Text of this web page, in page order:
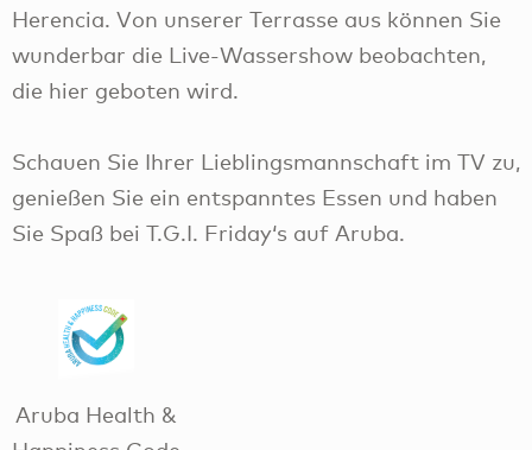
Herencia. Von unserer Terrasse aus können Sie
wunderbar die Live-Wassershow beobachten,
die hier geboten wird.
Schauen Sie Ihrer Lieblingsmannschaft im TV zu,
genießen Sie ein entspanntes Essen und haben
Sie Spaß bei T.G.I. Friday‘s auf Aruba.
Aruba Health &